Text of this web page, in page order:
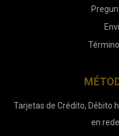
Tarjetas de Crédito, Débito
en